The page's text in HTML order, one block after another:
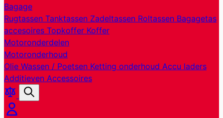
Bagage
Rugtassen Tanktassen Zadeltassen Roltassen Bagagetas
accesoires Topkoffer Koffer
Motoronderdelen
Motoronderhoud
Olie Wassen / Poetsen Ketting onderhoud Accu laders
Additieven Accessoires
Producten
vergelijken
Zoek